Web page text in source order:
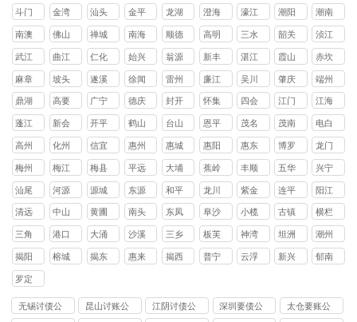
区
区
区
区
区
区
新区
区
斗门
区
金湾
区
汕头
金平
区
龙湖
区
澄海
区
濠江
区
潮阳
区
潮南
区
南澳
县
佛山
禅城
区
南海
区
顺德
区
高明
区
三水
区
韶关
浈江
区
武江
区
曲江
区
仁化
县
始兴
县
翁源
县
新丰
县
湛江
霞山
区
赤坎
区
麻章
区
坡头
区
遂溪
县
徐闻
县
雷州
市
廉江
市
吴川
市
肇庆
端州
区
鼎湖
区
高要
区
广宁
县
德庆
县
封开
县
怀集
县
四会
市
江门
江海
区
蓬江
区
新会
区
开平
县
鹤山
县
台山
县
恩平
县
茂名
茂南
区
电白
区
高州
市
化州
市
信宜
市
惠州
惠城
区
惠阳
区
惠东
县
博罗
县
龙门
县
梅州
梅江
区
梅县
区
平远
县
大埔
县
蕉岭
县
丰顺
县
五华
县
兴宁
市
汕尾 河源
源城
区
东源
县
和平
县
龙川
县
紫金
县
连平
县
阳江
清远 中山
黄圃
镇
南头
镇
东凤
镇
阜沙
镇
小榄
镇
古镇
镇
横栏
镇
三角
镇
港口
镇
大涌
镇
沙溪
镇
三乡
镇
板芙
镇
神湾
镇
坦洲
镇
潮州
揭阳
榕城
揭东
惠来
揭西
普宁
云浮
新兴
郁南
罗定
市
无锡讨债公
昆山讨账公
江阴讨债公
深圳要债公
太仓要账公